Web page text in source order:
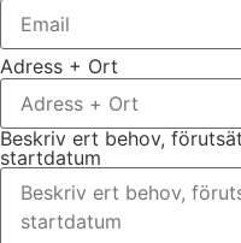
Adress + Ort
Beskriv ert behov,
startdatum